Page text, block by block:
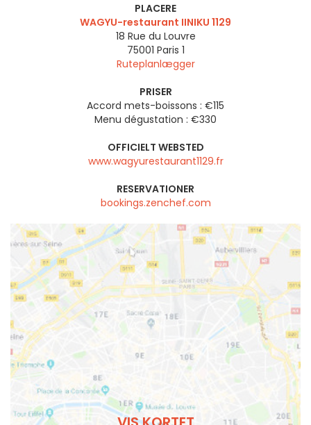
PLACERE
WAGYU-restaurant IINIKU 1129
18 Rue du Louvre
75001 Paris 1
Ruteplanlægger
PRISER
Accord mets-boissons : €115
Menu dégustation : €330
OFFICIELT WEBSTED
www.wagyurestaurant1129.fr
RESERVATIONER
bookings.zenchef.com